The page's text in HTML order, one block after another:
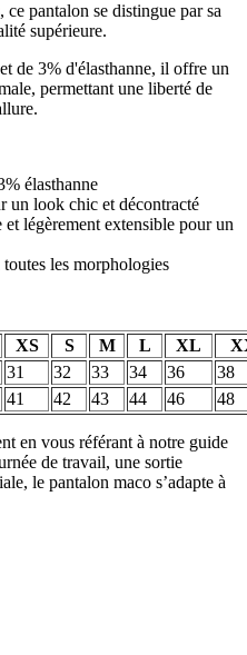
pantalon se distingue par sa
supérieure.
de 3% d'élasthanne, il offre un
permettant une liberté de
élasthanne
un look chic et décontracté
et légèrement extensible pour un
les morphologies
XS S M L XL
31 32 33 34 36
38
41 42 43 44 46 48
en vous référant à notre guide
de travail, une sortie
le pantalon maco s’adapte à